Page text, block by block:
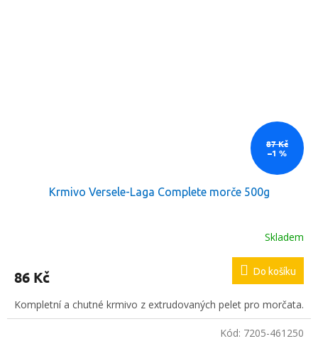
87 Kč
–1 %
Krmivo Versele-Laga Complete morče 500g
Skladem
86 Kč Do košíku
Kompletní a chutné krmivo z extrudovaných pelet pro morčata.
Kód: 7205-461250